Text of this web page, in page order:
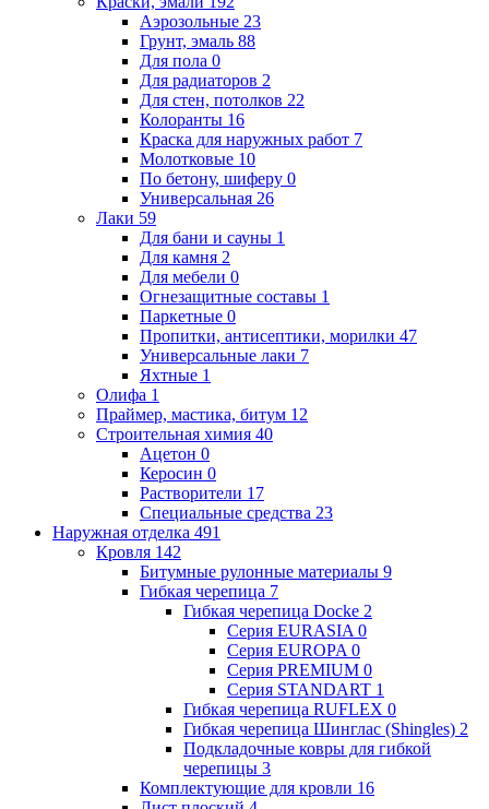
Аэрозольные 23
Грунт, эмаль 88
Для пола 0
Для радиаторов 2
Для стен, потолков 22
Колоранты 16
Краска для наружных работ 7
Молотковые 10
По бетону, шиферу 0
Универсальная 26
Лаки 59
Для бани и сауны 1
Для камня 2
Для мебели 0
Огнезащитные составы 1
Паркетные 0
Пропитки, антисептики, морилки 47
Универсальные лаки 7
Яхтные 1
Олифа 1
Праймер, мастика, битум 12
Строительная химия 40
Ацетон 0
Керосин 0
Растворители 17
Специальные средства 23
Наружная отделка 491
Кровля 142
Битумные рулонные материалы 9
Гибкая черепица 7
Гибкая черепица Docke 2
Серия EURASIA 0
Серия EUROPA 0
Серия PREMIUM 0
Серия STANDART 1
Гибкая черепица RUFLEX 0
Гибкая черепица Шинглас (Shingles) 2
Подкладочные ковры для гибкой
черепицы 3
Комплектующие для кровли 16